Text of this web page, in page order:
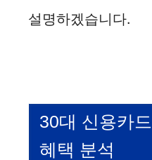
설명하겠습니다.
30대 신용카
혜택 분석